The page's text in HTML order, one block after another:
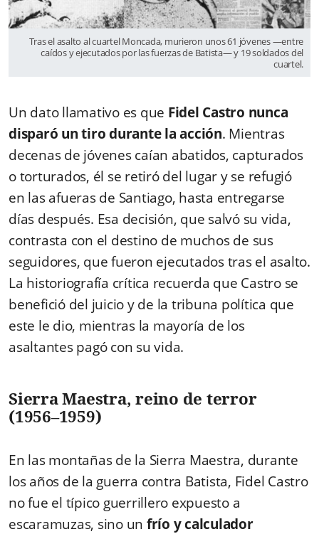
Tras el asalto al cuartel Moncada, murieron unos 61 jóvenes —entre
caídos y ejecutados por las fuerzas de Batista— y 19 soldados del
cuartel.
Un dato llamativo es que Fidel Castro nunca
disparó un tiro durante la acción. Mientras
decenas de jóvenes caían abatidos, capturados
o torturados, él se retiró del lugar y se refugió
en las afueras de Santiago, hasta entregarse
días después. Esa decisión, que salvó su vida,
contrasta con el destino de muchos de sus
seguidores, que fueron ejecutados tras el asalto.
La historiografía crítica recuerda que Castro se
benefició del juicio y de la tribuna política que
este le dio, mientras la mayoría de los
asaltantes pagó con su vida.
Sierra Maestra, reino de terror
(1956–1959)
En las montañas de la Sierra Maestra, durante
los años de la guerra contra Batista, Fidel Castro
no fue el típico guerrillero expuesto a
escaramuzas, sino un frío y calculador